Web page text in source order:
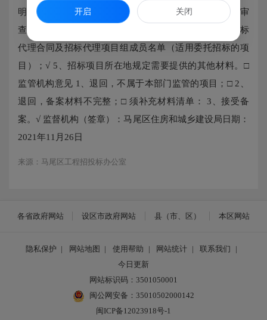
明材料；√ 3、招标图纸以及按规定需要提供的经施工图审
查机构审查合格的文件（适用施工招标项目）；√ 4、招标
代理合同及招标代理项目组成员名单（适用委托招标的项
目）；√ 5、招标项目所在地规定需要提供的其他材料。□
监管机构意见 1、退回，不属于本部门监管的项目；□ 2、
退回，备案材料不完整；□ 须补充材料清单： 3、接受备
案。√ 监督机构（签章）：马尾区住房和城乡建设局日期：
2021年11月26日
来源：马尾区工程招投标办公室
各省政府网站 设区市政府网站 县（市、区） 本区网站
隐私保护 | 网站地图 | 使用帮助 | 网站统计 | 联系我们
|
今日更新
网站标识码：3501050001
闽公网安备：35010502000142
闽ICP备12023918号-1
开启 关闭